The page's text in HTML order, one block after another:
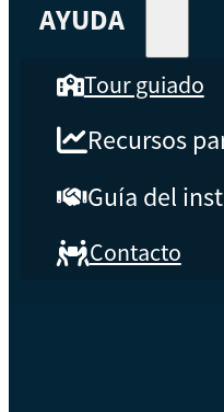
AYUDA
Tour guiado
Recursos
Guía del
Contacto